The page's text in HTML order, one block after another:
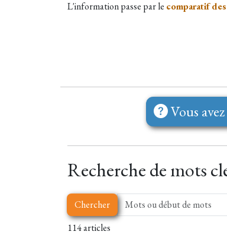
L'information passe par le comparatif
Vous
Recherche de mots
Chercher
114 articles